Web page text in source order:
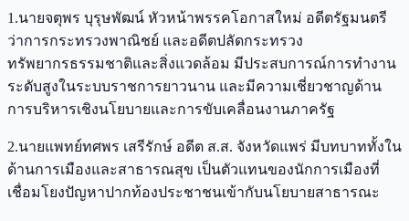
1.นายจตุพร บุรุษพัฒน์ หัวหน้าพรรคโอกาสใหม่ อดีตรัฐมนตรี
ว่าการกระทรวงพาณิชย์ และอดีตปลัดกระทรวง
ทรัพยากรธรรมชาติและสิ่งแวดล้อม มีประสบการณ์การทำงาน
ระดับสูงในระบบราชการยาวนาน และมีความเชี่ยวชาญด้าน
การบริหารเชิงนโยบายและการขับเคลื่อนงานภาครัฐ
2.นายแพทย์ทศพร เสรีรักษ์ อดีต ส.ส. จังหวัดแพร่ มีบทบาททั้งใน
ด้านการเมืองและสาธารณสุข เป็นตัวแทนของนักการเมืองที่
เชื่อมโยงปัญหาปากท้องประชาชนเข้ากับนโยบายสาธารณะ